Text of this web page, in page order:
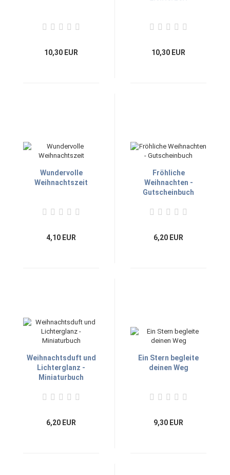
10,30 EUR 10,30 EUR
Wundervolle
Weihnachtszeit
4,10 EUR
Fröhliche
Weihnachten -
Gutscheinbuch
6,20 EUR
Weihnachtsduft und
Lichterglanz -
Miniaturbuch
6,20 EUR
Ein Stern begleite
deinen Weg
9,30 EUR